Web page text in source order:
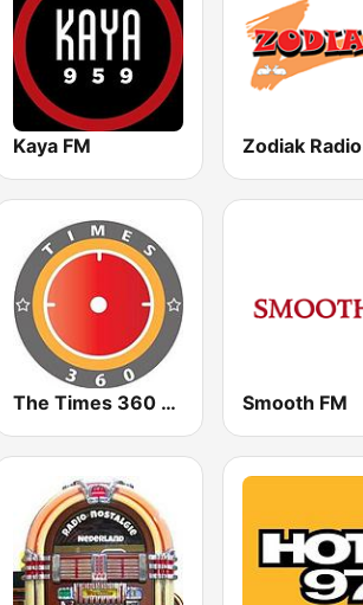
Kaya FM Zodiak Radio
The Times 360 Malawi Smooth FM